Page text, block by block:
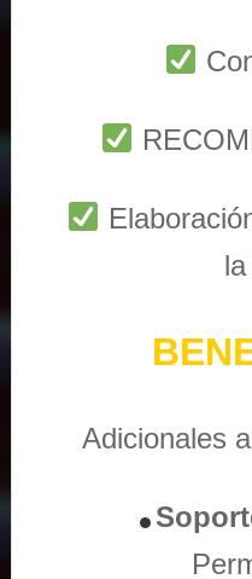
Adicionales